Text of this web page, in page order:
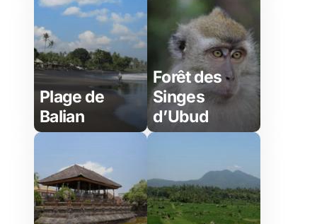
Plage de
Balian
Forêt des
Singes
d’Ubud